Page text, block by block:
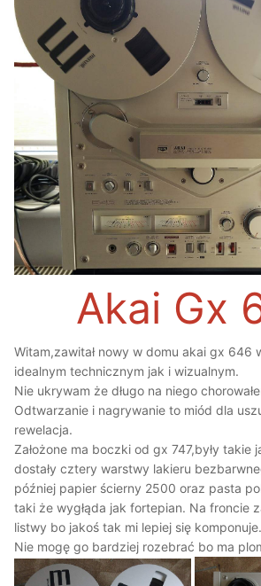
Akai Gx
Witam,zawitał nowy w domu akai gx 646
idealnym technicznym jak i wizualnym.
Nie ukrywam że długo na niego
Odtwarzanie i nagrywanie to miód dla
rewelacja.
Założone ma boczki od gx 747,były takie
dostały cztery warstwy lakieru
później papier ścierny 2500 oraz pasta
taki że wygłąda jak fortepian. Na froncie
listwy bo jakoś tak mi lepiej się komponuje.
Nie mogę go bardziej rozebrać bo ma